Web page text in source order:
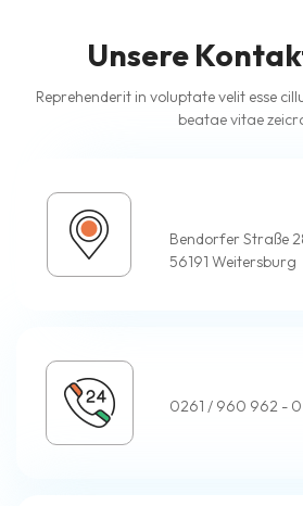
Unsere
Reprehenderit in voluptate velit esse
beatae vitae
Bendorfer Straße
56191 Weitersburg
0261 / 960 962 - 0